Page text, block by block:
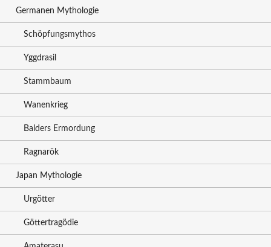
Germanen Mythologie
Schöpfungsmythos
Yggdrasil
Stammbaum
Wanenkrieg
Balders Ermordung
Ragnarök
Japan Mythologie
Urgötter
Göttertragödie